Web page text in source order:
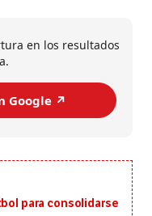
en los resultados
Google ↗️
para consolidarse